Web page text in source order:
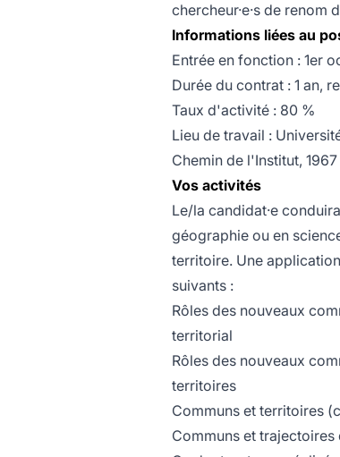
chercheur·e·s de renom
Informations liées au
Entrée en fonction : 1er
Durée du contrat : 1 an,
Taux d'activité : 80 %
Lieu de travail :
Chemin de l'Institut,
Vos activités
Le/la candidat·e
géographie ou en
territoire. Une
suivants :
Rôles des nouveaux
territorial
Rôles des nouveaux
territoires
Communs et territoires
Communs et